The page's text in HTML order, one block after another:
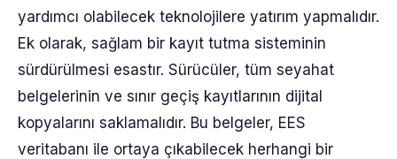
yardımcı olabilecek teknolojilere yatırım yapmalıdır.
Ek olarak, sağlam bir kayıt tutma sisteminin
sürdürülmesi esastır. Sürücüler, tüm seyahat
belgelerinin ve sınır geçiş kayıtlarının dijital
kopyalarını saklamalıdır. Bu belgeler, EES
veritabanı ile ortaya çıkabilecek herhangi bir